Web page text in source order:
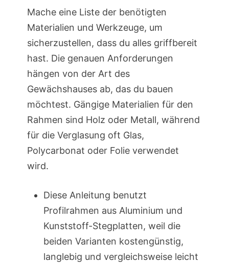
Mache eine Liste der benötigten
Materialien und Werkzeuge, um
sicherzustellen, dass du alles griffbereit
hast. Die genauen Anforderungen
hängen von der Art des
Gewächshauses ab, das du bauen
möchtest. Gängige Materialien für den
Rahmen sind Holz oder Metall, während
für die Verglasung oft Glas,
Polycarbonat oder Folie verwendet
wird.
Diese Anleitung benutzt
Profilrahmen aus Aluminium und
Kunststoff-Stegplatten, weil die
beiden Varianten kostengünstig,
langlebig und vergleichsweise leicht